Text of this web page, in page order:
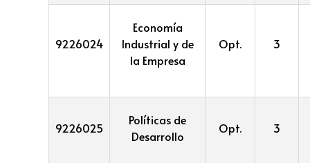
9226024
Economía
Industrial y de
la Empresa
Opt. 3
9226025
Políticas de
Desarrollo
Opt. 3